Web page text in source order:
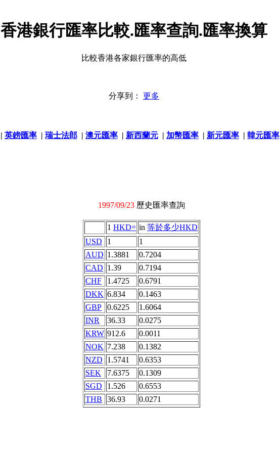
香港銀行匯率比較.匯率查詢.匯率換算
比較香港各家銀行匯率的高低
分享到： 更多
| 英鎊匯率 | 瑞士法郎 | 澳元匯率 | 新西蘭元 | 加幣匯率 | 新元匯率 | 韓元匯率
1997/09/23 歷史匯率查詢
1 HKD= in 等於多少HKD
USD
1
1
AUD 1.3881
0.7204
CAD 1.39
0.7194
CHF
1.4725
0.6791
DKK 6.834
0.1463
GBP
0.6225
1.6064
INR
36.33
0.0275
KRW 912.6
0.0011
NOK 7.238
0.1382
NZD
1.5741
0.6353
SEK
7.6375
0.1309
SGD
1.526
0.6553
THB
36.93 0.0271